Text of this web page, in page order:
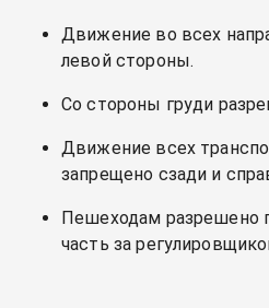
Движение во всех
левой стороны.
Со стороны груди
Движение всех
запрещено сзади и
Пешеходам разрешено
часть за